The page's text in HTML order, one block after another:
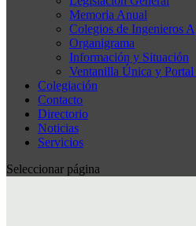
Memoria Anual
Colegios de Ingenieros
Organigrama
Información y Situación
Ventanilla Única y Portal
Colegiación
Contacto
Directorio
Noticias
Servicios
Seleccionar página